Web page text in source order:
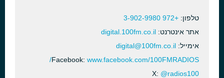
טלפון: +972 3-902-9980
אתר אינטרנט: digital.100fm.co.il
אימייל: digital@100fm.co.il
Facebook: www.facebook.com/100FMRADIOS/
X: @radios100